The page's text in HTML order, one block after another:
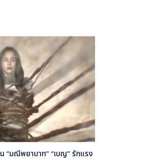
“มณีพยาบาท” “เบญ” รักแรง